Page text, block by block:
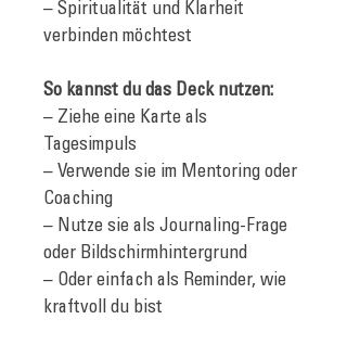
– Spiritualität und Klarheit
verbinden möchtest
So kannst du das Deck nutzen:
– Ziehe eine Karte als
Tagesimpuls
– Verwende sie im Mentoring oder
Coaching
– Nutze sie als Journaling-Frage
oder Bildschirmhintergrund
– Oder einfach als Reminder, wie
kraftvoll du bist